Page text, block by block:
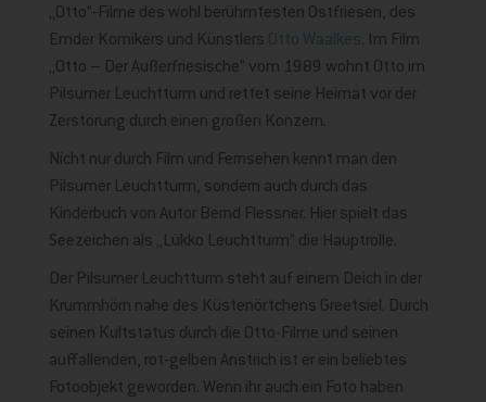
„Otto“-Filme des wohl berühmtesten Ostfriesen, des
Emder Komikers und Künstlers Otto Waalkes . Im Film
„Otto – Der Außerfriesische“ vom 1989 wohnt Otto im
Pilsumer Leuchtturm und rettet seine Heimat vor der
Zerstörung durch einen großen Konzern.
Nicht nur durch Film und Fernsehen kennt man den
Pilsumer Leuchtturm, sondern auch durch das
Kinderbuch von Autor Bernd Flessner. Hier spielt das
Seezeichen als „Lükko Leuchtturm“ die Hauptrolle.
Der Pilsumer Leuchtturm steht auf einem Deich in der
Krummhörn nahe des Küstenörtchens Greetsiel. Durch
seinen Kultstatus durch die Otto-Filme und seinen
auffallenden, rot-gelben Anstrich ist er ein beliebtes
Fotoobjekt geworden. Wenn ihr auch ein Foto haben